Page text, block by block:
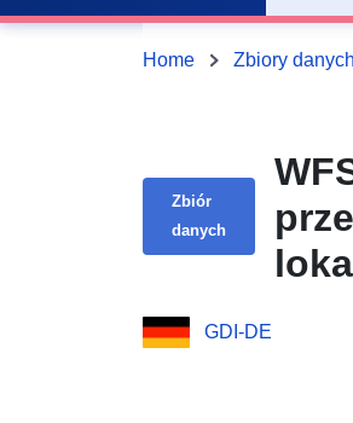
Home Zbiory danych
Zbiór
danych
GDI-DE